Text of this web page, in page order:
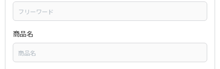
商品名